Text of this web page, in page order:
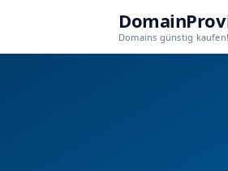
Domains günstig kaufen!